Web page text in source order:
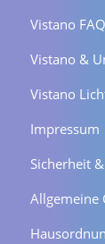
Vistano FAQ
Vistano &
Vistano
Impressum
Sicherheit
Allgemeine